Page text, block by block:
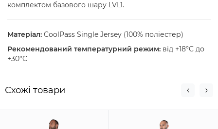
комплектом базового шару LVL1.
Матеріал: CoolPass Single Jersey (100% поліестер)
Рекомендований температурний режим: від +18°C до
+30°C
Схожi товари